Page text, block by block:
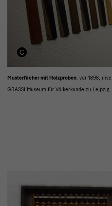
Detail
Musterfächer mit Holzproben, vor 1898,
GRASSI Museum für Völkerkunde zu